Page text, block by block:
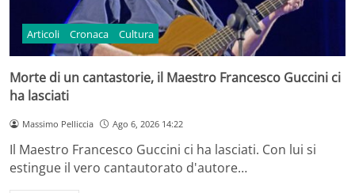
Articoli Cronaca Cultura
Morte di un cantastorie, il Maestro Francesco Guccini ci
ha lasciati
Massimo Pelliccia Ago 6, 2026 14:22
Il Maestro Francesco Guccini ci ha lasciati. Con lui si
estingue il vero cantautorato d'autore…